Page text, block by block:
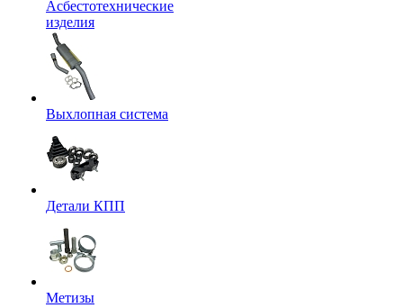
Асбестотехнические
изделия
Выхлопная система
Детали КПП
Метизы